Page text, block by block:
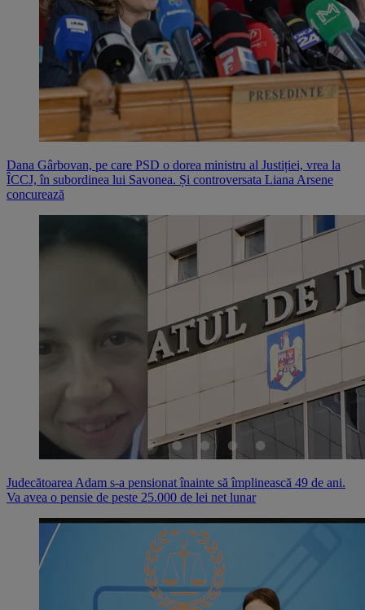
Dana Gârbovan, pe care PSD o dorea ministru al Justiției, vrea la
ÎCCJ, în subordinea lui Savonea. Și controversata Liana Arsene
concurează
Judecătoarea Adam s-a pensionat înainte să împlinească 49 de ani.
Va avea o pensie de peste 25.000 de lei net lunar